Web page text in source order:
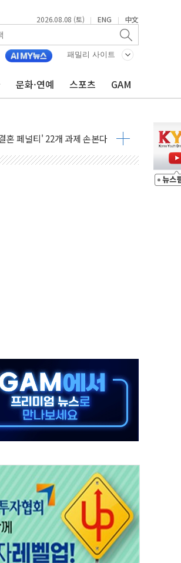
2026.08.08 (토) | ENG | 中文
패밀리 사이트
문화·연예 스포츠 GAM
족 현실화
에 치여 사망
숨져
망·1명 실종
시민 연대로 목소리 내야"
연설서 신경전 고조
높은 물결
기구 가동
철폐
사
감온도 38도 넘으면 중단